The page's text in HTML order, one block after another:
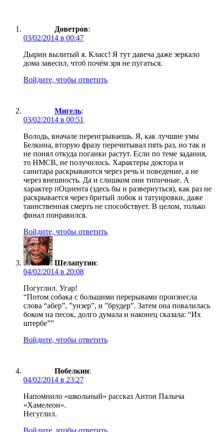
Доветров:
03/02/2014 в 00:47
Дырин вылитый я. Класс! Я тут давеча даже зеркало
дома завесил, чтоб почём зря не пугаться.
Войдите, чтобы ответить
Мигель:
03/02/2014 в 00:51
Володь, вначале переигрываешь. Я, как лучшие умы
Белкина, вторую фразу перечитывал пять раз, но так и
не понял откуда поганки растут. Если по теме задания,
то НМСВ, не получилось. Характеры доктора и
санитара раскрываются через речь и поведение, а не
через внешность. Да и слишком они типичные. А
характер пОциента (здесь бы и развернуться), как раз не
раскрывается через бритый лобок и татуировки, даже
таинственная смерть не способствует. В целом, только
финал понравился.
Войдите, чтобы ответить
Шелапутин:
04/02/2014 в 20:08
Погуглил. Угар!
“Потом собака с большими перерывами произнесла
слова “абер”, ”унзер”, и ”брудер”. Затем она повалилась
боком на песок, долго думала и наконец сказала: “Их
штербе””
Войдите, чтобы ответить
Побелкин:
04/02/2014 в 23:27
Напомнило «школьный» рассказ Антон Палыча
«Хамелеон».
Негуглил.